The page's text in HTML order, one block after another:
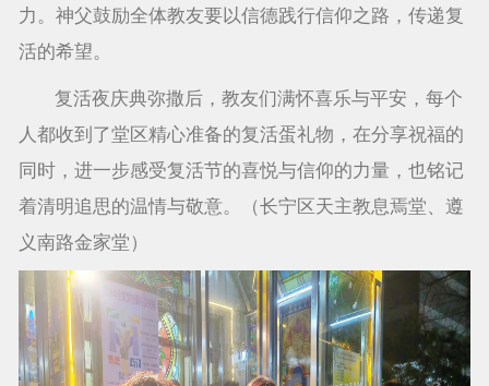
力。神父鼓励全体教友要以信德践行信仰之路，传递复
活的希望。
复活夜庆典弥撒后，教友们满怀喜乐与平安，每个
人都收到了堂区精心准备的复活蛋礼物，在分享祝福的
同时，进一步感受复活节的喜悦与信仰的力量，也铭记
着清明追思的温情与敬意。（长宁区天主教息焉堂、遵
义南路金家堂）